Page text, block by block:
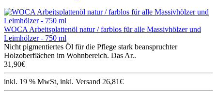
WOCA Arbeitsplattenöl natur / farblos für alle Massivhölzer und
Leimhölzer - 750 ml
Nicht pigmentiertes Öl für die Pflege stark beanspruchter
Holzoberflächen im Wohnbereich. Das Ar..
31,90€
inkl. 19 % MwSt, inkl. Versand 26,81€